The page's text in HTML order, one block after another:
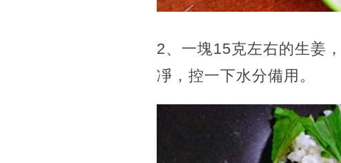
2、一塊15克左右的生姜
凈，控一下水分備用。